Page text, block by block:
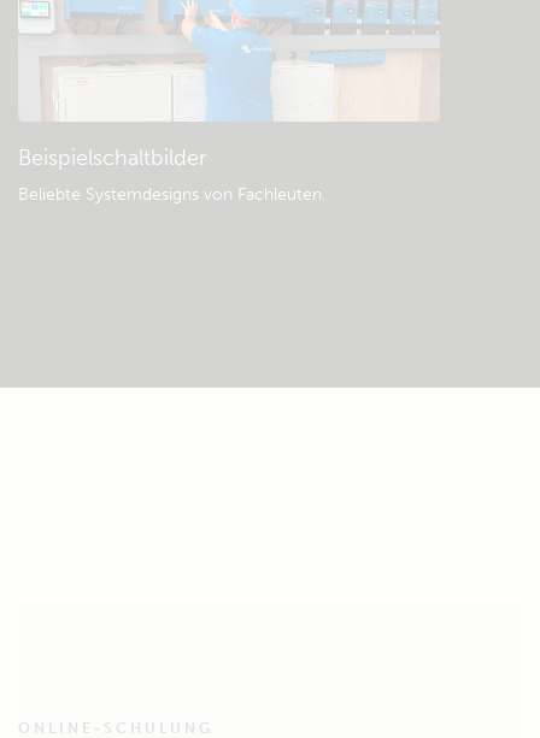
Beispielschaltbilder
Beliebte Systemdesigns von Fachleuten.
ONLINE-SCHULUNG